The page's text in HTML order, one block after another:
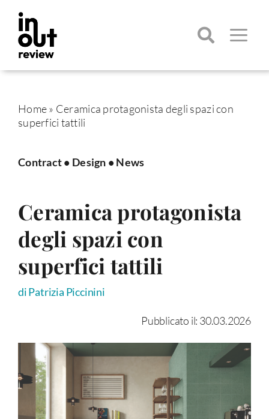
contenuto
Toggle
per:
Home» Ceramica protagonista degli spazi con
superfici tattili
Contract• Design • News
Ceramica protagonista
degli spazi con
superfici tattili
di Patrizia Piccinini
Pubblicato il: 30.03.2026